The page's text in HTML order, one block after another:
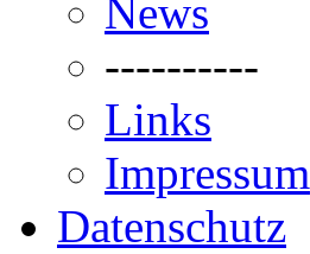
News
----------
Links
Impressum
Datenschutz